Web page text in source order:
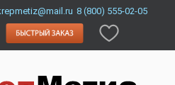
8 (800) 555-02-05